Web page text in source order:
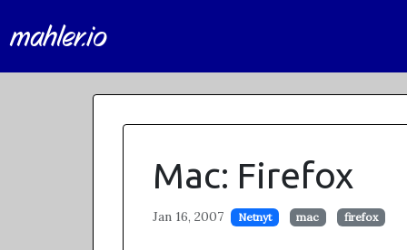
mahler.io
Mac: Firefox
Jan 16, 2007 Netnyt mac firefox